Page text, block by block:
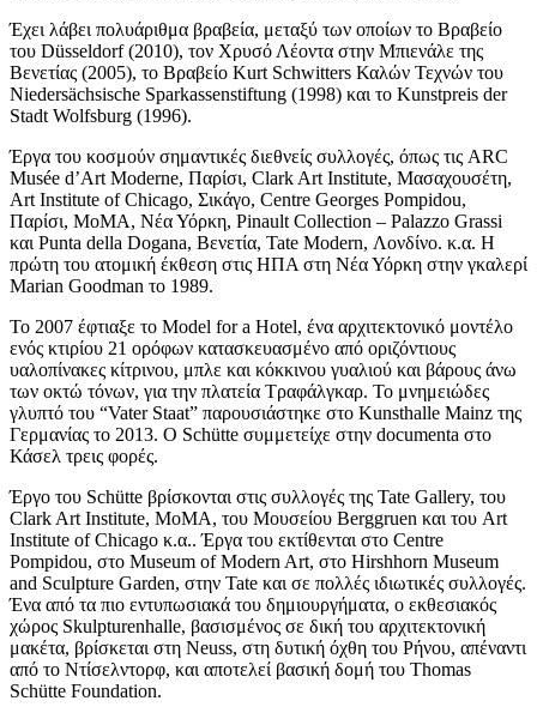
Έχει λάβει πολυάριθμα βραβεία, μεταξύ των οποίων το Βραβείο
του Düsseldorf (2010), τον Χρυσό Λέοντα στην Μπιενάλε της
Βενετίας (2005), το Βραβείο Kurt Schwitters Καλών Τεχνών του
Niedersächsische Sparkassenstiftung (1998) και το Kunstpreis der
Stadt Wolfsburg (1996).
Έργα του κοσμούν σημαντικές διεθνείς συλλογές, όπως τις ARC
Musée d’Art Moderne, Παρίσι, Clark Art Institute, Μασαχουσέτη,
Art Institute of Chicago, Σικάγο, Centre Georges Pompidou,
Παρίσι, MoMA, Νέα Υόρκη, Pinault Collection – Palazzo Grassi
και Punta della Dogana, Βενετία, Tate Modern, Λονδίνο. κ.α. Η
πρώτη του ατομική έκθεση στις ΗΠΑ στη Νέα Υόρκη στην γκαλερί
Marian Goodman το 1989.
Το 2007 έφτιαξε το Model for a Hotel, ένα αρχιτεκτονικό μοντέλο
ενός κτιρίου 21 ορόφων κατασκευασμένο από οριζόντιους
υαλοπίνακες κίτρινου, μπλε και κόκκινου γυαλιού και βάρους άνω
των οκτώ τόνων, για την πλατεία Τραφάλγκαρ. Το μνημειώδες
γλυπτό του “Vater Staat” παρουσιάστηκε στο Kunsthalle Mainz της
Γερμανίας το 2013. Ο Schütte συμμετείχε στην documenta στο
Κάσελ τρεις φορές.
Έργο του Schütte βρίσκονται στις συλλογές της Tate Gallery, του
Clark Art Institute, MoMA, του Μουσείου Berggruen και του Art
Institute of Chicago κ.α.. Έργα του εκτίθενται στο Centre
Pompidou, στο Museum of Modern Art, στο Hirshhorn Museum
and Sculpture Garden, στην Tate και σε πολλές ιδιωτικές συλλογές.
Ένα από τα πιο εντυπωσιακά του δημιουργήματα, ο εκθεσιακός
χώρος Skulpturenhalle, βασισμένος σε δική του αρχιτεκτονική
μακέτα, βρίσκεται στη Neuss, στη δυτική όχθη του Ρήνου, απέναντι
από το Ντίσελντορφ, και αποτελεί βασική δομή του Thomas
Schütte Foundation.